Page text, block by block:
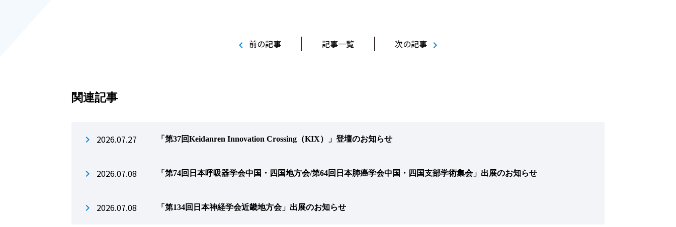
chevron_left 前の記事 記事一覧 次の記事 chevron_right
関連記事
2026.07.27 「第37回Keidanren Innovation Crossing（KIX）」登壇のお知らせ
2026.07.08 「第74回日本呼吸器学会中国・四国地方会/第64回日本肺癌学会中国・四国支部学術集会」出展のお知らせ
2026.07.08 「第134回日本神経学会近畿地方会」出展のお知らせ